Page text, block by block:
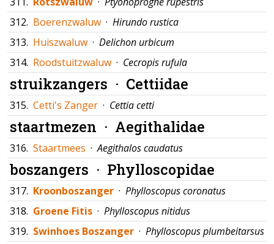
312. Boerenzwaluw · Hirundo rustica
313. Huiszwaluw · Delichon urbicum
314. Roodstuitzwaluw · Cecropis rufula
struikzangers · Cettiidae
315. Cetti's Zanger · Cettia cetti
staartmezen · Aegithalidae
316. Staartmees ·Aegithalos caudatus
boszangers · Phylloscopidae
317. Kroonboszanger · Phylloscopus coronatus
318. Groene Fitis · Phylloscopus nitidus
319. Swinhoes Boszanger · Phylloscopus plumbeitarsus